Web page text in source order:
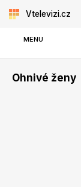
Vtelevizi.cz
MENU
Ohnivé ženy